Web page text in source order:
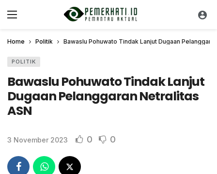
Home Politik Bawaslu Pohuwato Tindak Lanjut Dugaan
POLITIK
Bawaslu Pohuwato Tindak Lanjut
Dugaan Pelanggaran Netralitas
ASN
3 November 2023 0 0